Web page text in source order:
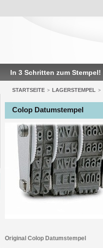
In 3 Schritten zum Stempel!
STARTSEITE > LAGERSTEMPEL >
Colop Datumstempel
Original Colop Datumstempel